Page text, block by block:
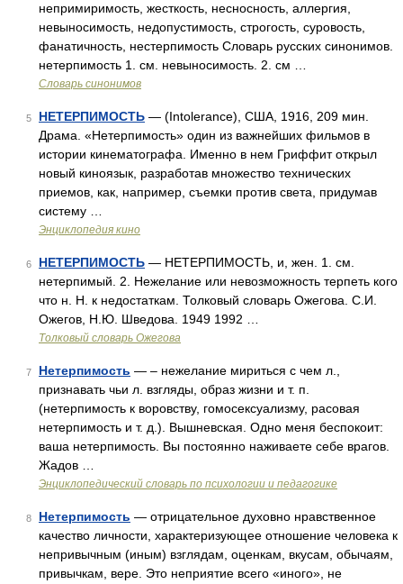
непримиримость, жесткость, несносность, аллергия,
невыносимость, недопустимость, строгость, суровость,
фанатичность, нестерпимость Словарь русских синонимов.
нетерпимость 1. см. невыносимость. 2. см …
Словарь синонимов
5 НЕТЕРПИМОСТЬ — (Intolerance), США, 1916, 209 мин.
Драма. «Нетерпимость» один из важнейших фильмов в
истории кинематографа. Именно в нем Гриффит открыл
новый киноязык, разработав множество технических
приемов, как, например, съемки против света, придумав
систему …
Энциклопедия кино
6 НЕТЕРПИМОСТЬ — НЕТЕРПИМОСТЬ, и, жен. 1. см.
нетерпимый. 2. Нежелание или невозможность терпеть кого
что н. Н. к недостаткам. Толковый словарь Ожегова. С.И.
Ожегов, Н.Ю. Шведова. 1949 1992 …
Толковый словарь Ожегова
7 Нетерпимость — – нежелание мириться с чем л.,
признавать чьи л. взгляды, образ жизни и т. п.
(нетерпимость к воровству, гомосексуализму, расовая
нетерпимость и т. д.). Вышневская. Одно меня беспокоит:
ваша нетерпимость. Вы постоянно наживаете себе врагов.
Жадов …
Энциклопедический словарь по психологии и педагогике
8 Нетерпимость — отрицательное духовно нравственное
качество личности, характеризующее отношение человека к
непривычным (иным) взглядам, оценкам, вкусам, обычаям,
привычкам, вере. Это неприятие всего «иного», не